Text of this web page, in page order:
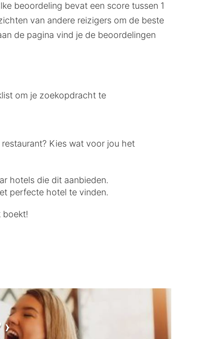
beoordeling bevat een score tussen 1
van andere reizigers om de beste
de pagina vind je de beoordelingen
om je zoekopdracht te
Kies wat voor jou het
hotels die dit aanbieden.
perfecte hotel te vinden.
boekt!